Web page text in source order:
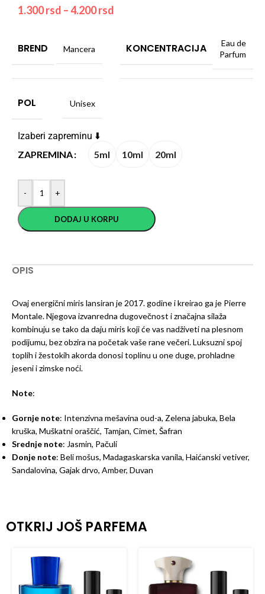
1.300rsd –4.200rsd
BREND Mancera KONCENTRACIJA
Eau de
Parfum
POL Unisex
Izaberi zapreminu ⬇️
ZAPREMINA
5ml 10ml 20ml
- +
DODAJ U KORPU
OPIS
Ovaj energični miris lansiran je 2017. godine i kreirao ga je Pierre
Montale. Njegova izvanredna dugovečnost i značajna silaža
kombinuju se tako da daju miris koji će vas nadživeti na plesnom
podijumu, bez obzira na početak vaše rane večeri. Luksuzni spoj
toplih i žestokih akorda donosi toplinu u one duge, prohladne
jeseni i zimske noći.
Note:
Gornje note: Intenzivna mešavina oud-a, Zelena jabuka, Bela
kruška, Muškatni oraščić, Tamjan, Cimet, Šafran
Srednje note: Jasmin, Pačuli
Donje note: Beli mošus, Madagaskarska vanila, Haićanski vetiver,
Sandalovina, Gajak drvo, Amber, Duvan
OTKRIJ JOŠ PARFEMA